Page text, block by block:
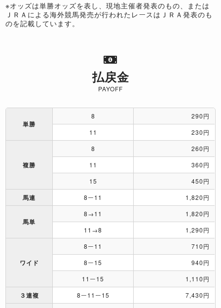
※オッズは単勝オッズを表し、現地主催者発表のもの、または
ＪＲＡによる海外競馬発売が行われたレースはＪＲＡ発表のも
のを記載しています。
払戻金
PAYOFF
単勝
8
290円
11
230円
複勝
8
260円
11
360円
15
450円
馬連 8ー11 1,820円
馬単
8→11
1,820円
11→8
1,290円
ワイド
8ー11
710円
8ー15
940円
11ー15
1,110円
３連複 8ー11ー15
7,430円